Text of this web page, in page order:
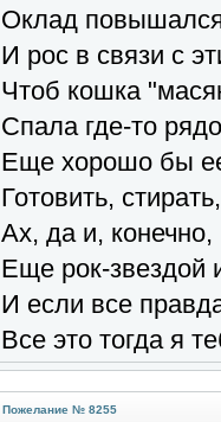
Оклад
И рос в связи с
Чтоб кошка
Спала где-то
Еще хорошо бы
Готовить,
Ах, да и,
Еще рок-звездой
И если все
Все это тогда я
Пожелание № 8255